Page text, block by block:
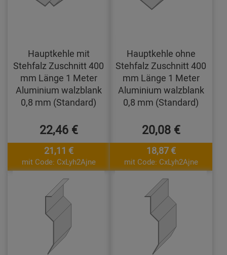
Hauptkehle mit
Stehfalz Zuschnitt 400
mm Länge 1 Meter
Aluminium walzblank
0,8 mm (Standard)
22,46 €
21,11 €
mit Code: CxLyh2Ajne
Hauptkehle ohne
Stehfalz Zuschnitt 400
mm Länge 1 Meter
Aluminium walzblank
0,8 mm (Standard)
20,08 €
18,87 €
mit Code: CxLyh2Ajne